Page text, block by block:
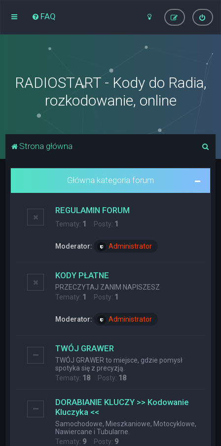
FAQ
RADIOSTART - Kody do Radia,
rozkodowanie, online
Strona główna
Główna kategoria forum
REGULAMIN FORUM
Tematy: 1 Posty: 1
Moderator: Administrator
KODY PŁATNE
PRZECZYTAJ ZANIM NAPISZESZ
Tematy: 1 Posty: 1
Moderator: Administrator
TWÓJ GRAWER
TWÓJ GRAWER to miejsce, gdzie pomysł
spotyka się z precyzją.
Tematy: 18 Posty: 18
DORABIANIE KLUCZY >> Kodowanie
Kluczyka <<
Samochodowe, Mieszkaniowe, Motocyklowe,
Nawiercane i Tubularne.
Tematy: 9 Posty: 9